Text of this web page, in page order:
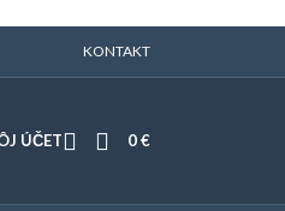
KONTAKT
ÚČET 0€